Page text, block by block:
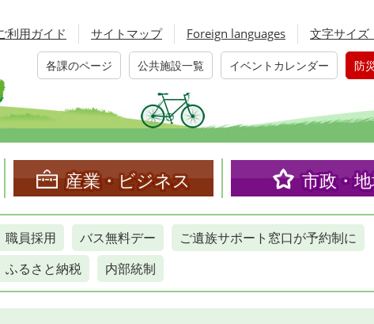
利用ガイド サイトマップ Foreign languages 文字サイズ
各課のページ 公共施設一覧 イベントカレンダー 防
産業・ビジネス 市政・
職員採用 バス無料デー
ご遺族サポート窓口が予約制に
ふるさと納税
内部統制